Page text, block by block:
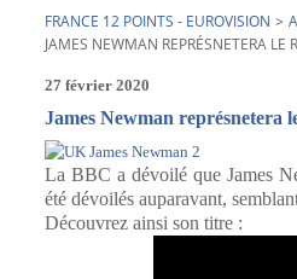
FRANCE 12 POINTS - EUROVISION >
JAMES NEWMAN REPRÉSNETERA
27 février 2020
James Newman représnetera
La BBC a dévoilé que James
été dévoilés auparavant,
Découvrez ainsi son titre :